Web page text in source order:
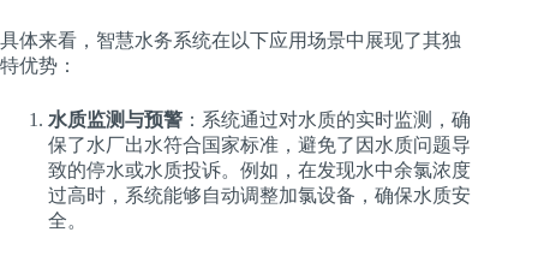
具体来看，智慧水务系统在以下应用场景中展现了其独
特优势：
水质监测与预警 ：系统通过对水质的实时监测，确
保了水厂出水符合国家标准，避免了因水质问题导
致的停水或水质投诉。例如，在发现水中余氯浓度
过高时，系统能够自动调整加氯设备，确保水质安
全。